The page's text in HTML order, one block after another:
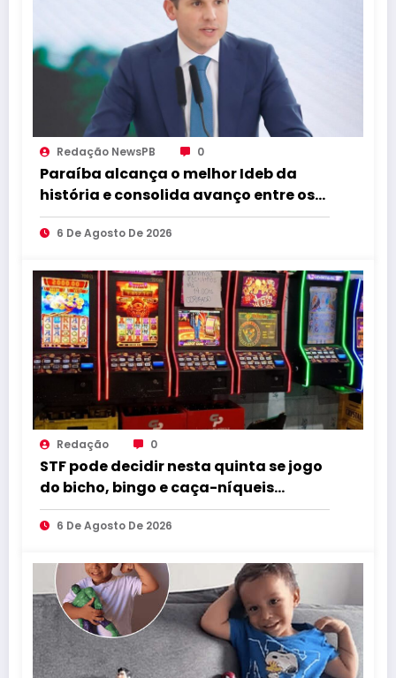
Redação NewsPB 0
Paraíba alcança o melhor Ideb da
história e consolida avanço entre os
maiores do Brasil
6 De Agosto De 2026
Redação 0
STF pode decidir nesta quinta se jogo
do bicho, bingo e caça-níqueis
seguem ilegais
6 De Agosto De 2026